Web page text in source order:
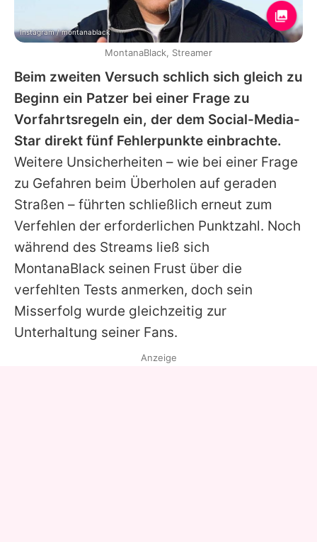
Beim zweiten Versuch schlich sich gleich zu
Beginn ein Patzer bei einer Frage zu
Vorfahrtsregeln ein, der dem Social-Media-
Star direkt fünf Fehlerpunkte einbrachte.
Weitere Unsicherheiten – wie bei einer Frage
zu Gefahren beim Überholen auf geraden
Straßen – führten schließlich erneut zum
Verfehlen der erforderlichen Punktzahl. Noch
während des Streams ließ sich
MontanaBlack seinen Frust über die
verfehlten Tests anmerken, doch sein
Misserfolg wurde gleichzeitig zur
Unterhaltung seiner Fans.
Instagram / montanablack
MontanaBlack, Streamer
Anzeige